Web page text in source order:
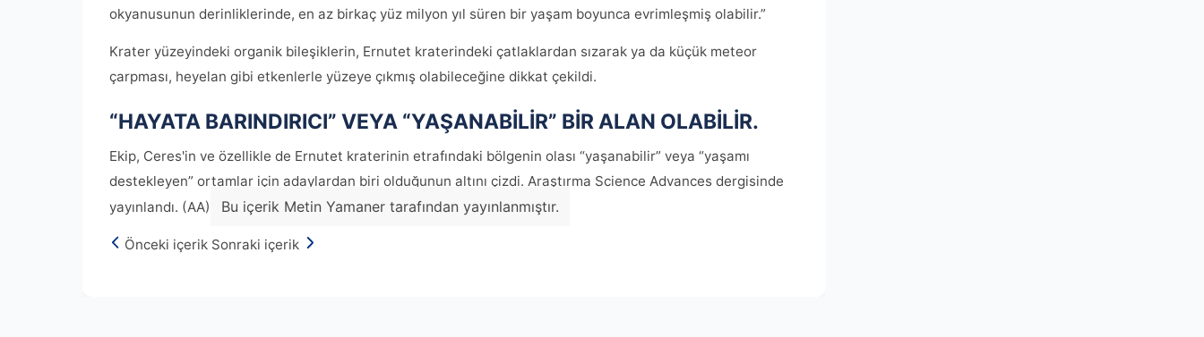
okyanusunun derinliklerinde, en az birkaç yüz milyon yıl süren bir yaşam boyunca evrimleşmiş olabilir.”
Krater yüzeyindeki organik bileşiklerin, Ernutet kraterindeki çatlaklardan sızarak ya da küçük meteor
çarpması, heyelan gibi etkenlerle yüzeye çıkmış olabileceğine dikkat çekildi.
“HAYATA BARINDIRICI” VEYA “YAŞANABİLİR” BİR ALAN OLABİLİR.
Ekip, Ceres'in ve özellikle de Ernutet kraterinin etrafındaki bölgenin olası “yaşanabilir” veya “yaşamı
destekleyen” ortamlar için adaylardan biri olduğunun altını çizdi. Araştırma Science Advances dergisinde
yayınlandı. (AA)
Bu içerik Metin Yamaner tarafından yayınlanmıştır.
Önceki içerik Sonraki içerik